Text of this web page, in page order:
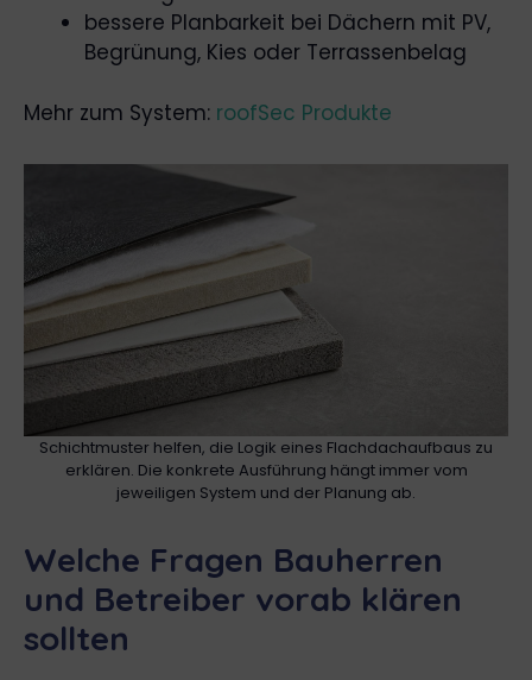
bessere Planbarkeit bei Dächern mit PV,
Begrünung, Kies oder Terrassenbelag
Mehr zum System: roofSec Produkte
Schichtmuster helfen, die Logik eines Flachdachaufbaus zu
erklären. Die konkrete Ausführung hängt immer vom
jeweiligen System und der Planung ab.
Welche Fragen Bauherren
und Betreiber vorab klären
sollten